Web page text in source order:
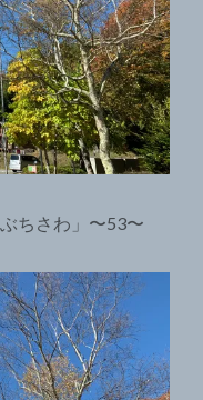
ちさわ」〜53〜